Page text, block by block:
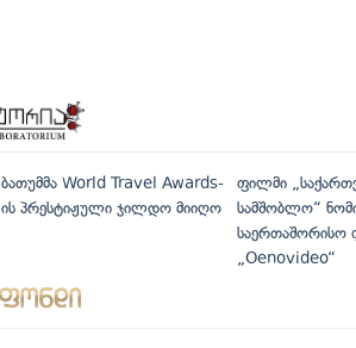
ბათუმმა World Travel Awards-
ის პრესტიჟული ჯილდო მიიღო
ფილმი
სამშობლო“
საერთაშორისო
„Oenovideo“